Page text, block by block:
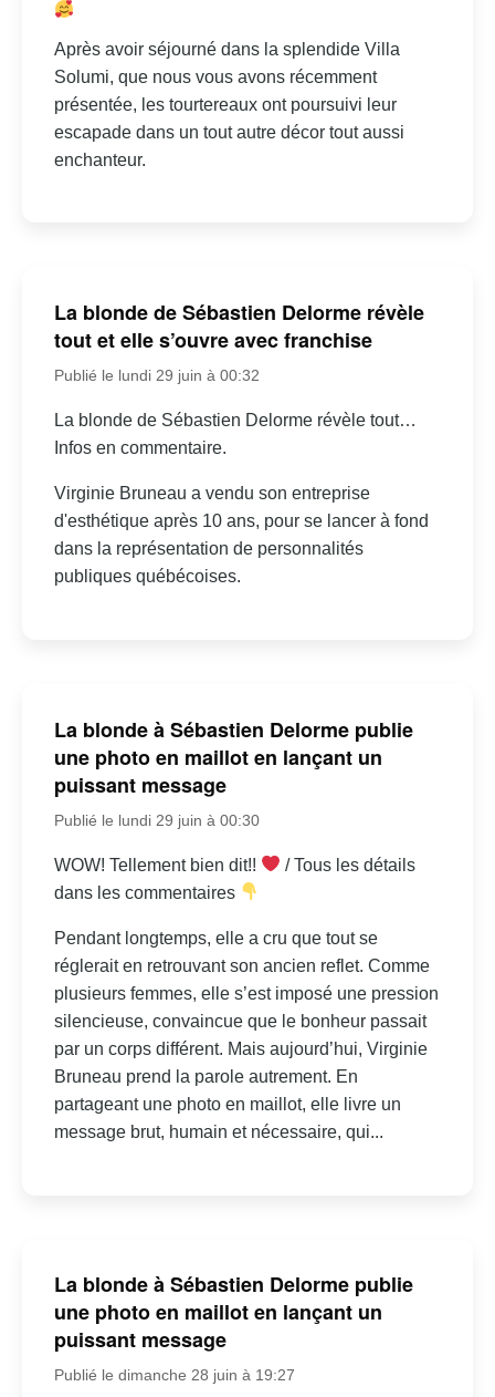
Après avoir séjourné dans la splendide Villa
Solumi, que nous vous avons récemment
présentée, les tourtereaux ont poursuivi leur
escapade dans un tout autre décor tout aussi
enchanteur.
La blonde de Sébastien Delorme révèle
tout et elle s’ouvre avec franchise
Publié le lundi 29 juin à 00:32
La blonde de Sébastien Delorme révèle tout…
Infos en commentaire.
Virginie Bruneau a vendu son entreprise
d'esthétique après 10 ans, pour se lancer à fond
dans la représentation de personnalités
publiques québécoises.
La blonde à Sébastien Delorme publie
une photo en maillot en lançant un
puissant message
Publié le lundi 29 juin à 00:30
WOW! Tellement bien dit!!
/ Tous les détails
dans les commentaires
Pendant longtemps, elle a cru que tout se
réglerait en retrouvant son ancien reflet. Comme
plusieurs femmes, elle s’est imposé une pression
silencieuse, convaincue que le bonheur passait
par un corps différent. Mais aujourd’hui, Virginie
Bruneau prend la parole autrement. En
partageant une photo en maillot, elle livre un
message brut, humain et nécessaire, qui...
La blonde à Sébastien Delorme publie
une photo en maillot en lançant un
puissant message
Publié le dimanche 28 juin à 19:27